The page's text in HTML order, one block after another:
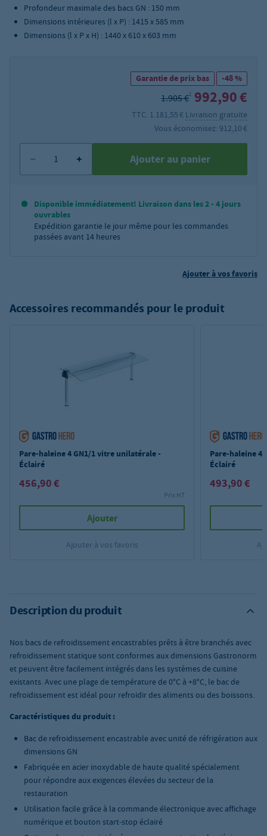
Profondeur maximale des bacs GN : 150 mm
Dimensions intérieures (l x P) : 1415 x 585 mm
Dimensions (l x P x H) : 1440 x 610 x 603 mm
Garantie de prix bas -48 %
1.905 €2 992,90 €
TTC. 1.181,55 € Livraison gratuite
Vous économisez: 912,10 €
Ajouter au panier
Disponible immédiatement! Livraison dans les 2 - 4 jours
ouvrables
Expédition garantie le jour même pour les commandes
passées avant 14 heures
Ajouter à vos favoris
Accessoires recommandés pour le produit
Pare-haleine 4 GN1/1 vitre unilatérale -
Éclairé
456,90 €
Prix HT
Ajouter
Ajouter à vos favoris
Pare-haleine 4
Éclairé
493,90 €
Description du produit
Nos bacs de refroidissement encastrables prêts à être branchés avec
refroidissement statique sont conformes aux dimensions Gastronorm
et peuvent être facilement intégrés dans les systèmes de cuisine
existants. Avec une plage de température de 0°C à +8°C, le bac de
refroidissement est idéal pour refroidir des aliments ou des boissons.
Caractéristiques du produit :
Bac de refroidissement encastrable avec unité de réfrigération aux
dimensions GN
Fabriquée en acier inoxydable de haute qualité spécialement
pour répondre aux exigences élevées du secteur de la
restauration
Utilisation facile grâce à la commande électronique avec affichage
numérique et bouton start-stop éclairé